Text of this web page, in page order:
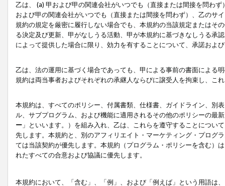
乙は、 (a) 甲および甲の関連会社がいつでも（直接または間接を問わ
および甲の関連会社がいつでも（直接または間接を問わず）、乙のサ
規約の規定を厳密に履行しない場合でも、本規約の当該規定またはそ
る決定及び更新、甲がなしうる活動、甲が本規約に基づきなしうる承
によって提供した場合に限り、効力を有することについて、承諾およ
乙は、法の運用に基づく場合であっても、甲による事前の書面による
規約は両当事者およびそれぞれの承継人ならびに譲受人を拘束し、こ
本規約は、すべてのポリシー、付属書類、仕様書、ガイドライン、別
ル、サブプログラム、および機能に適用されるその他のポリシーの最
ー 」といいます。）を組み入れ、乙は、これらを遵守することにつ
先します。本規約と、別のアフィリエイト・マーケティング・プログ
ては当該契約が優先します。本規約（プログラム・ポリシーを含む）
れたすべての合意および協議に優先します。
本規約において、「含む」、「例」、および「例えば」という用語は